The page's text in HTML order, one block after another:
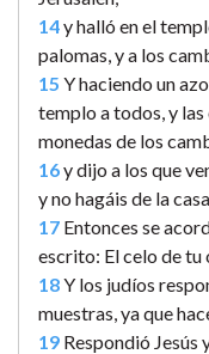
14y halló en el
palomas, y a los
15 Y haciendo un
templo a todos, y las
monedas de los
16y dijo a los que
y no hagáis de la
17 Entonces se
escrito: El celo de tu
18Y los judíos
muestras, ya que
19 Respondió Jesús